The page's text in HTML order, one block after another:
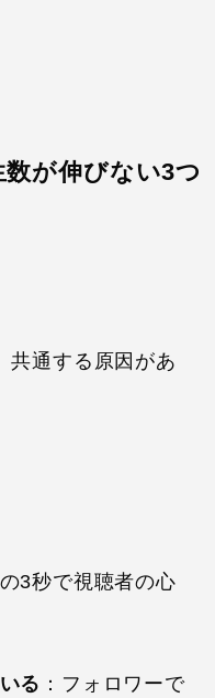
が伸びない3つ
共通する原因があ
の3秒で視聴者の心
る ：フォロワーで